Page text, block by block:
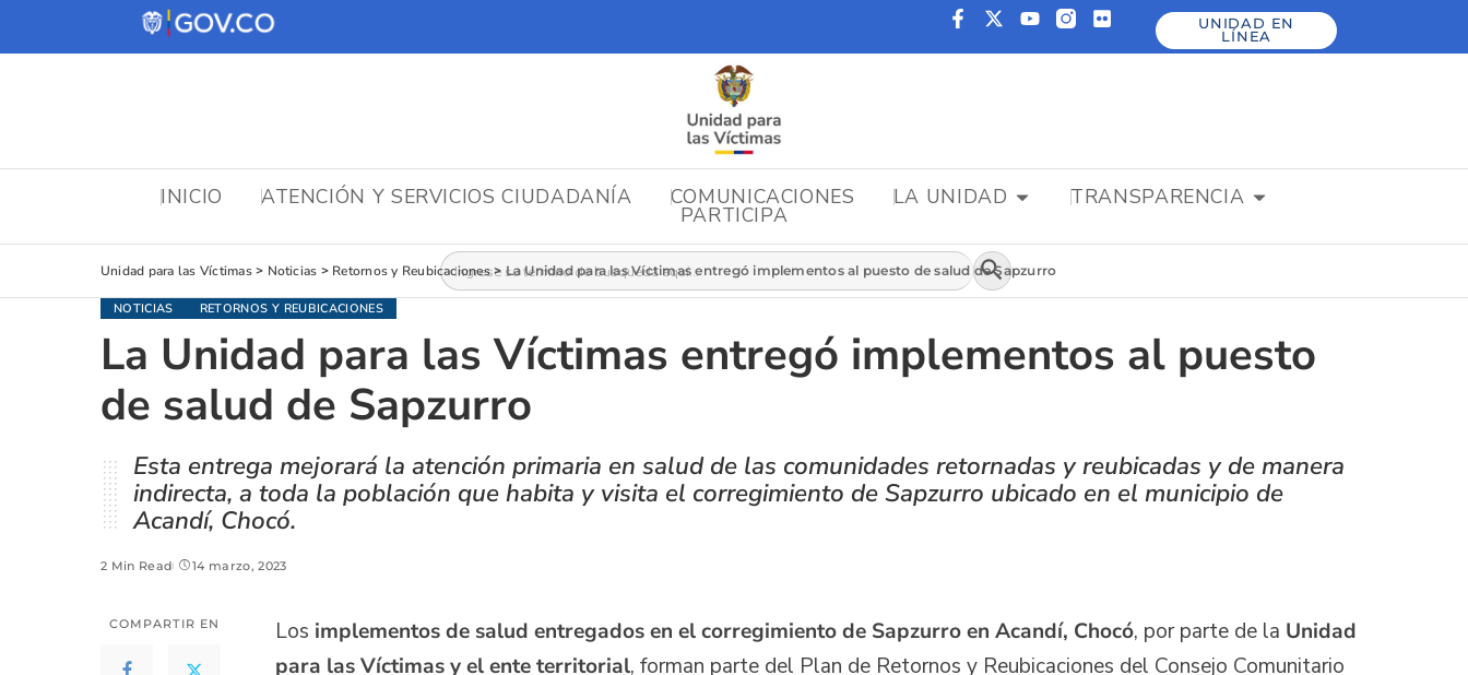
UNIDAD EN
LÍNEA
INICIO ATENCIÓN Y SERVICIOS CIUDADANÍA COMUNICACIONES LA UNIDAD TRANSPARENCIA
PARTICIPA
Buscar: Botón de búsqueda
Unidad para las Víctimas> Noticias > Retornos y Reubicaciones> La Unidad para las Víctimas entregó implementos al puesto de salud de Sapzurro
NOTICIAS RETORNOS Y REUBICACIONES
La Unidad para las Víctimas entregó implementos al puesto
de salud de Sapzurro
Esta entrega mejorará la atención primaria en salud de las comunidades retornadas y reubicadas y de manera
indirecta, a toda la población que habita y visita el corregimiento de Sapzurro ubicado en el municipio de
Acandí, Chocó.
2 Min Read 14 marzo, 2023
COMPARTIR EN Los implementos de salud entregados en el corregimiento de Sapzurro en Acandí, Chocó, por parte de la Unidad
para las Víctimas y el ente territorial, forman parte del Plan de Retornos y Reubicaciones del Consejo Comunitario